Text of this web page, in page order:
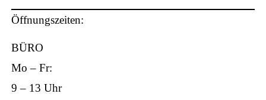
ts
Öffnungszeiten:
BÜRO
Mo – Fr:
9 – 13 Uhr